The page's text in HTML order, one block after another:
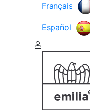
Français
Español